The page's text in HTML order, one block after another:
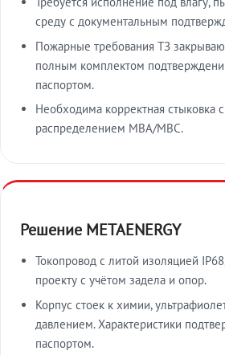
среду с документальным
Пожарные требования ТЗ
полным комплектом
паспортом.
Необходима корректная стыковка
распределением МВА/МВС.
Решение METAENERGY
Токопровод с литой изоляцией
проекту с учётом задела и опор.
Корпус стоек к химии,
давлением. Характеристики
паспортом.